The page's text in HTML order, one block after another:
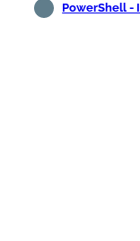
PowerShell -